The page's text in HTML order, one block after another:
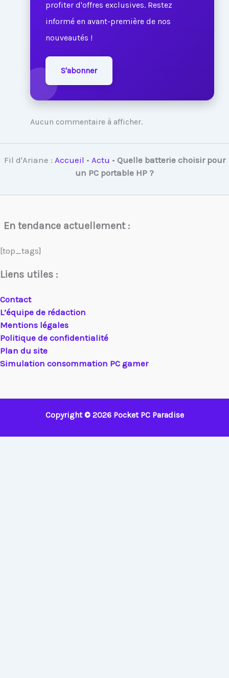
profiter d'offres exclusives. Restez
informé en avant-première de nos
nouveautés !
S'abonner
Aucun commentaire à afficher.
Fil d'Ariane : Accueil • Actu • Quelle batterie choisir pour
un PC portable HP ?
En tendance actuellement :
[top_tags]
Liens utiles :
Contact
L’équipe de rédaction
Mentions légales
Politique de confidentialité
Plan du site
Simulation consommation PC gamer
Copyright © 2026 Pocket PC Paradise